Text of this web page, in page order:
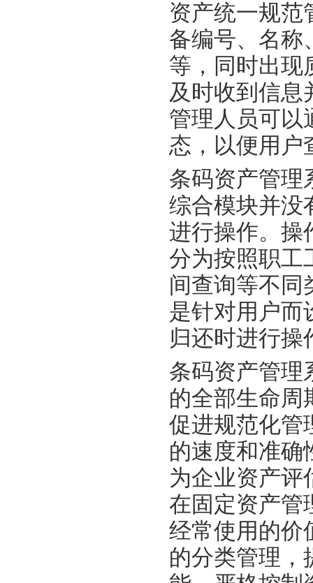
资产统一规范
备编号、名称
等，同时出现
及时收到信息
管理人员可以
态，以便用户
条码资产管理
综合模块并没
进行操作。操
分为按照职工
间查询等不同
是针对用户而
归还时进行操
条码资产管理
的全部生命周
促进规范化管
的速度和准确
为企业资产评
在固定资产管
经常使用的价
的分类管理，